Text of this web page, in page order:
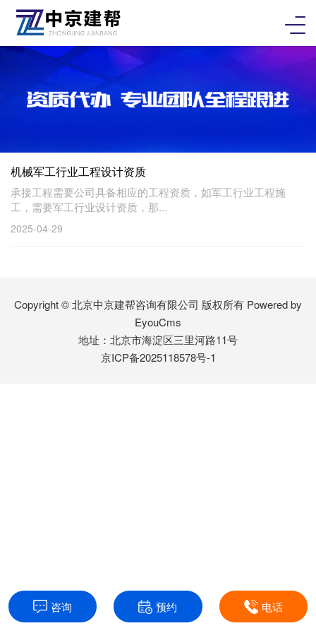
机械军工行业工程设计资质
承接工程需要公司具备相应的工程资质，如军工行业工程施
工，需要军工行业设计资质，那...
2025-04-29
Copyright © 北京中京建帮咨询有限公司 版权所有 Powered by
EyouCms
地址：北京市海淀区三里河路11号
京ICP备2025118578号-1
咨询 预约 电话